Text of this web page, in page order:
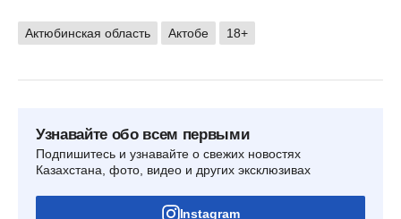
Актюбинская область Актобе 18+
Узнавайте обо всем первыми
Подпишитесь и узнавайте о свежих новостях
Казахстана, фото, видео и других эксклюзивах
Instagram